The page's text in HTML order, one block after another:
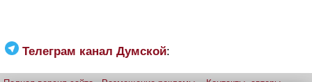
Телеграм канал Думской: